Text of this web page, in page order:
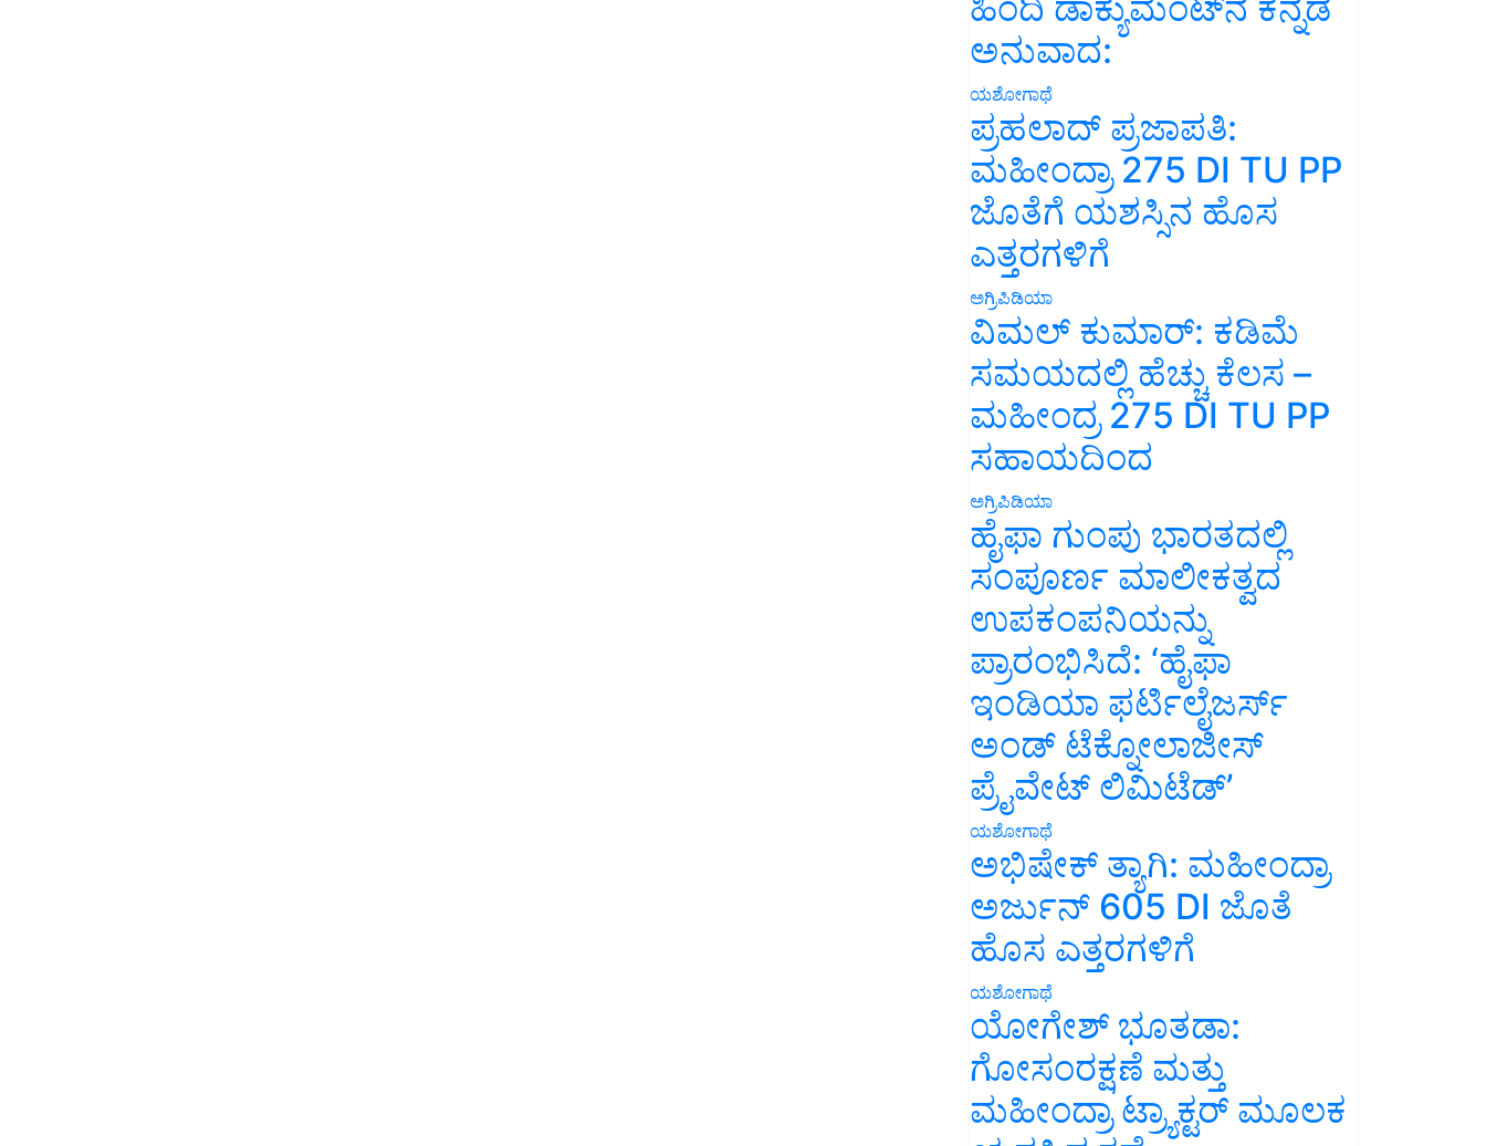
ಅನುವಾದ:
ಯಶೋಗಾಥೆ
ಪ್ರಹಲಾದ್ ಪ್ರಜಾಪತಿ:
ಮಹೀಂದ್ರಾ 275 DI TU PP
ಜೊತೆಗೆ ಯಶಸ್ಸಿನ ಹೊಸ
ಎತ್ತರಗಳಿಗೆ
ಅಗ್ರಿಪಿಡಿಯಾ
ವಿಮಲ್ ಕುಮಾರ್: ಕಡಿಮೆ
ಸಮಯದಲ್ಲಿ ಹೆಚ್ಚು ಕೆಲಸ –
ಮಹೀಂದ್ರ 275 DI TU PP
ಸಹಾಯದಿಂದ
ಅಗ್ರಿಪಿಡಿಯಾ
ಹೈಫಾ ಗುಂಪು ಭಾರತದಲ್ಲಿ
ಸಂಪೂರ್ಣ ಮಾಲೀಕತ್ವದ
ಉಪಕಂಪನಿಯನ್ನು
ಪ್ರಾರಂಭಿಸಿದೆ: ‘ಹೈಫಾ
ಇಂಡಿಯಾ ಫರ್ಟಿಲೈಜರ್ಸ್
ಅಂಡ್ ಟೆಕ್ನೋಲಾಜೀಸ್
ಪ್ರೈವೇಟ್ ಲಿಮಿಟೆಡ್’
ಯಶೋಗಾಥೆ
ಅಭಿಷೇಕ್ ತ್ಯಾಗಿ: ಮಹೀಂದ್ರಾ
ಅರ್ಜುನ್ 605 DI ಜೊತೆ
ಹೊಸ ಎತ್ತರಗಳಿಗೆ
ಯಶೋಗಾಥೆ
ಯೋಗೇಶ್ ಭೂತಡಾ:
ಗೋಸಂರಕ್ಷಣೆ ಮತ್ತು
ಮಹೀಂದ್ರಾ ಟ್ರ್ಯಾಕ್ಟರ್ ಮೂಲಕ